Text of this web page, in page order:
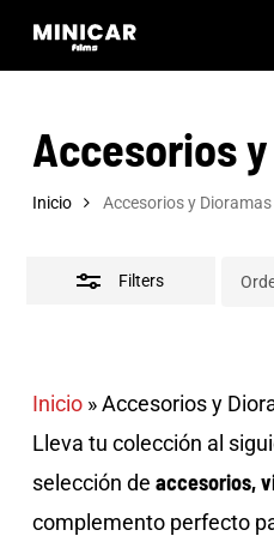
Skip
contentAccesorios
Inicio Accesorios y Dioramas
Filters
Inicio»Accesorios y
Lleva tu colección al
selección de accesorios,
complemento perfecto